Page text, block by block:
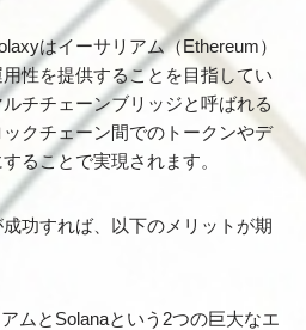
はイーサリアム（Ethereum）
性を提供することを目指してい
チチェーンブリッジと呼ばれる
クチェーン間でのトークンやデ
ることで実現されます。
功すれば、以下のメリットが期
ムとSolanaという2つの巨大なエ